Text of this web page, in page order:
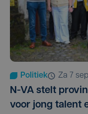
Politiek za 7
N-VA stelt
voor jong talent